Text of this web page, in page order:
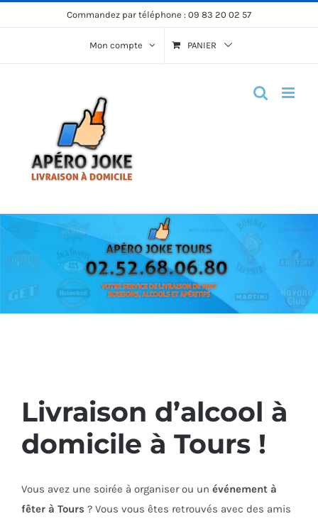
Commandez par téléphone : 09 83 20 02 57
Mon compte PANIER
Livraison d’alcool à
domicile à Tours !
Vous avez une soirée à organiser ou un événement à
fêter à Tours ? Vous vous êtes retrouvés avec des amis